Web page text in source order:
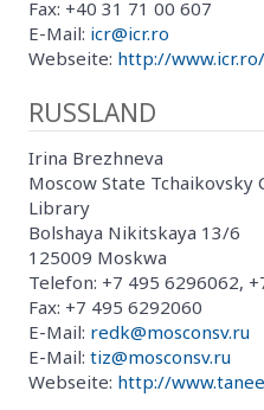
Fax: +40 31 71 00 607
E-Mail: icr@icr.ro
Webseite: http://
RUSSLAND
Irina Brezhneva
Moscow State Tchaikovsky
Library
Bolshaya Nikitskaya 13/6
125009 Moskwa
Telefon: +7 495 6296062,
Fax: +7 495 6292060
E-Mail: redk@mosconsv.ru
E-Mail: tiz@mosconsv.ru
Webseite: http://